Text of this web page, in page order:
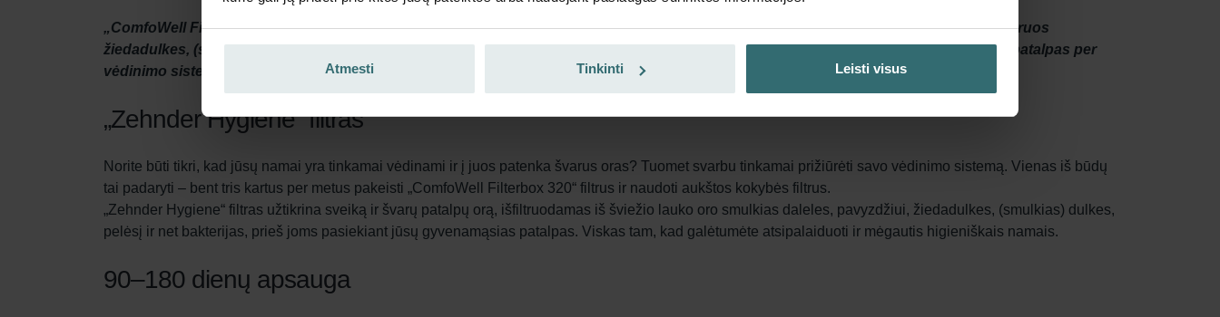
Atmesti Tinkinti Leisti visus
„ComfoWell Filterbox“ užtikrina intensyvų tiekiamo oro filtravimą. Įdėjus originalių filtrų rinkinį „Zehnder Hygiene“, sistema iš oro išfiltruos
žiedadulkes, (smulkias) dulkes, pelėsį ir net bakterijas. Tai neleidžia šioms nepageidaujamoms dalelėms patekti į jūsų gyvenamąsias patalpas per
vėdinimo sistemą. Tai reiškia švaresnį patalpų orą ir, atitinkamai, higieniškesnius namus!
„Zehnder Hygiene“ filtras
Norite būti tikri, kad jūsų namai yra tinkamai vėdinami ir į juos patenka švarus oras? Tuomet svarbu tinkamai prižiūrėti savo vėdinimo sistemą. Vienas iš būdų
tai padaryti – bent tris kartus per metus pakeisti „ComfoWell Filterbox 320“ filtrus ir naudoti aukštos kokybės filtrus.
„Zehnder Hygiene“ filtras užtikrina sveiką ir švarų patalpų orą, išfiltruodamas iš šviežio lauko oro smulkias daleles, pavyzdžiui, žiedadulkes, (smulkias) dulkes,
pelėsį ir net bakterijas, prieš joms pasiekiant jūsų gyvenamąsias patalpas. Viskas tam, kad galėtumėte atsipalaiduoti ir mėgautis higieniškais namais.
90–180 dienų apsauga